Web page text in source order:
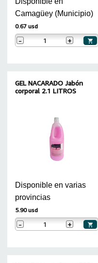
Camagüey (Municipio)
0.67 usd
- +
GEL NACARADO Jabón
corporal 2.1 LITROS
Disponible en varias
provincias
5.90 usd
- +